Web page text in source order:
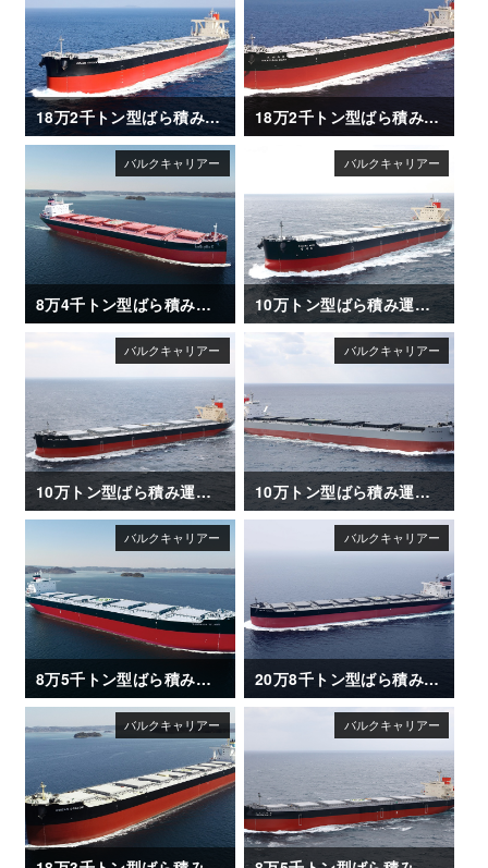
18万2千トン型ばら積み運搬船「GRAND SAKURA」 18万2千トン型ばら積み運搬船「AWAJISAN MARU（淡路山丸）」
8万4千トン型ばら積み運搬船「SAIKAI MARU II」 10万トン型ばら積み運搬船「KAGAWA MARU」竣工
10万トン型ばら積み運搬船「BRILLIANT MERCURY」竣工 10万トン型ばら積み運搬船「CAPE ACE」竣工
8万5千トン型ばら積み運搬船「CAMELLIA ISLAND」 20万8千トン型ばら積み運搬船「METIS HORIZON」竣工